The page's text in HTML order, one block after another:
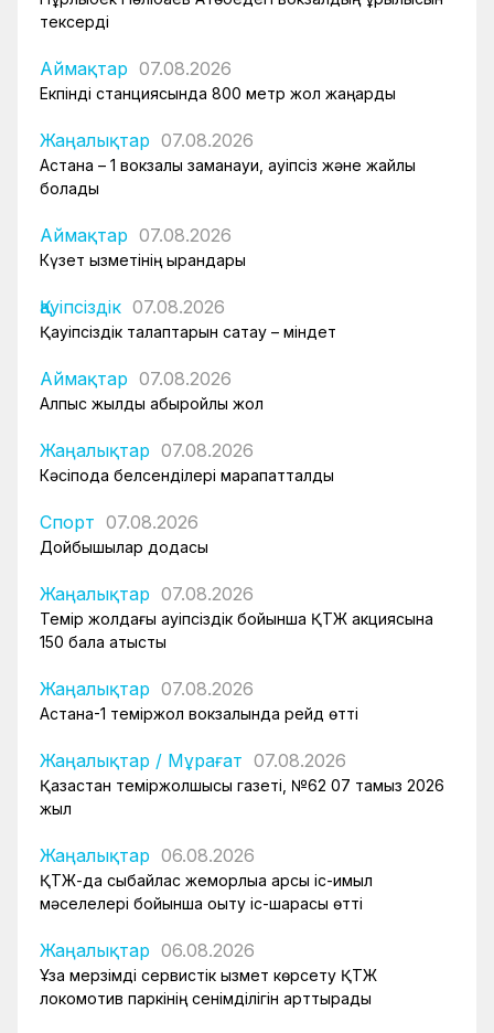
тексерді
Аймақтар 07.08.2026
Екпінді станциясында 800 метр жол жаңарды
Жаңалықтар 07.08.2026
Астана – 1 вокзалы заманауи, қауіпсіз және жайлы
болады
Аймақтар 07.08.2026
Күзет қызметінің қырандары
Қауіпсіздік 07.08.2026
Қауіпсіздік талаптарын сақтау – міндет
Аймақтар 07.08.2026
Алпыс жылдық абыройлы жол
Жаңалықтар 07.08.2026
Кәсіподақ белсенділері марапатталды
Спорт 07.08.2026
Дойбышылар додасы
Жаңалықтар 07.08.2026
Темір жолдағы қауіпсіздік бойынша ҚТЖ акциясына
150 бала қатысты
Жаңалықтар 07.08.2026
Астана-1 теміржол вокзалында рейд өтті
Жаңалықтар / Мұрағат 07.08.2026
Қазақстан теміржолшысы газеті, №62 07 тамыз 2026
жыл
Жаңалықтар 06.08.2026
ҚТЖ-да сыбайлас жемқорлыққа қарсы іс-қимыл
мәселелері бойынша оқыту іс-шарасы өтті
Жаңалықтар 06.08.2026
Ұзақ мерзімді сервистік қызмет көрсету ҚТЖ
локомотив паркінің сенімділігін арттырады